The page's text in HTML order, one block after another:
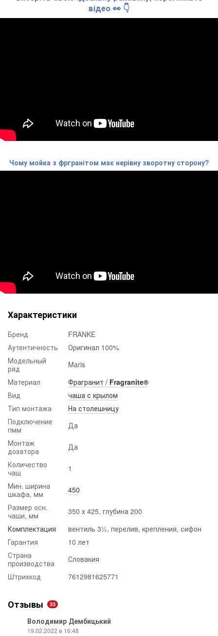
відео 👀 👇
Чому мойка з фргранітом має нерівну зворотну сторону?
Характеристики
Бренд
FRANKE
Аутентичность
Оригинал 100%
Модельный
ряд
Maris
Материал
Фрагранит / Fragranite®
Вид
чаша с крылом
Тип монтажа
На столешницу
Подключение
пмм
Да
Монтаж
дозатора
Да
Количество
чаш
1
Мин. ширина
шкафа, мм
450
Размер осн.
чаши, мм
350 х 425, глубина 200
Комплектация
вентиль 3½, перелив, крепления, сифон
Гарантия
10 лет
Страна
производства
Словакия
Штрихкод
7612981625771
Отзывы 33
Володимир Дембицький
19.02.2022 в 16:48